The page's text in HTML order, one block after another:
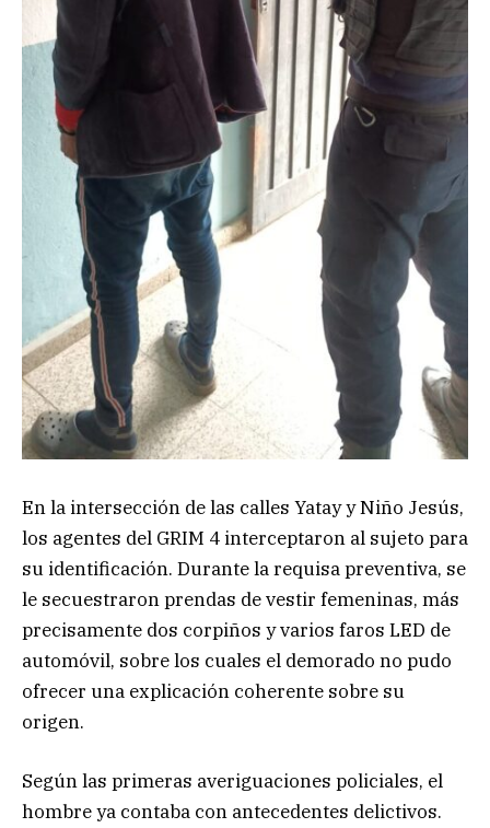
En la intersección de las calles Yatay y Niño Jesús,
los agentes del GRIM 4 interceptaron al sujeto para
su identificación. Durante la requisa preventiva, se
le secuestraron prendas de vestir femeninas, más
precisamente dos corpiños y varios faros LED de
automóvil, sobre los cuales el demorado no pudo
ofrecer una explicación coherente sobre su
origen.
Según las primeras averiguaciones policiales, el
hombre ya contaba con antecedentes delictivos.